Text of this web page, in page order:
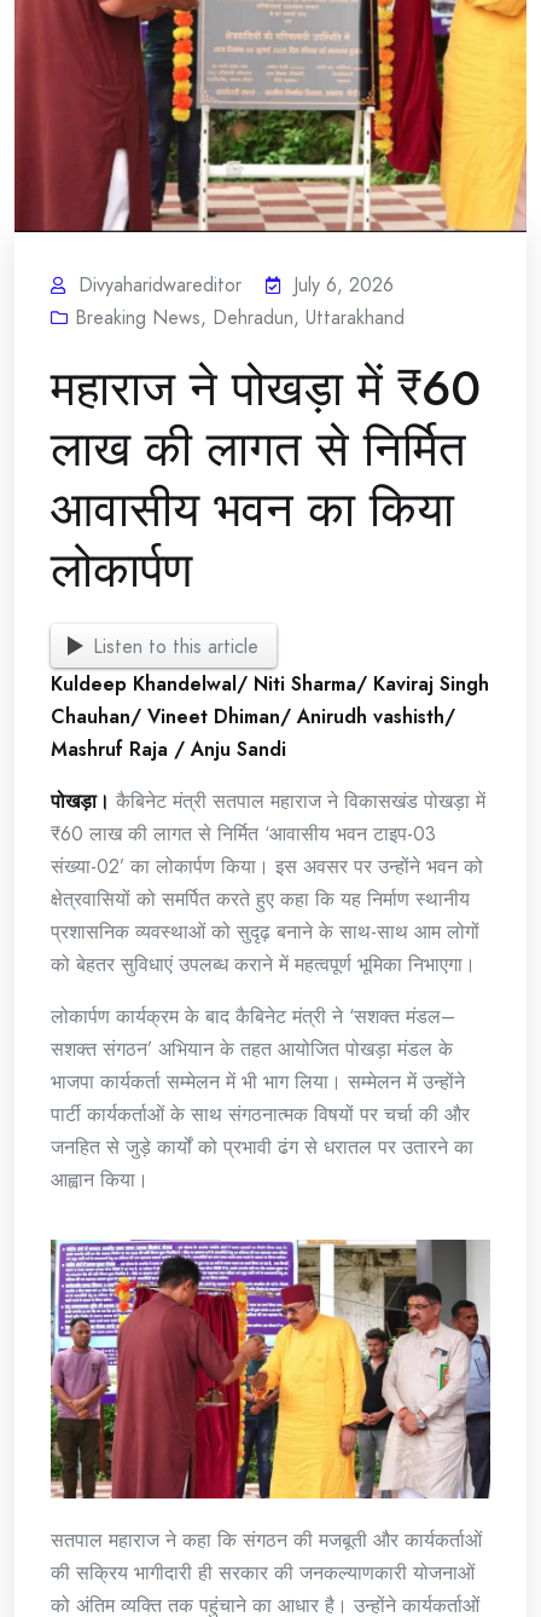
Divyaharidwareditor
July 6, 2026
Breaking News, Dehradun, Uttarakhand
महाराज ने पोखड़ा में ₹60
लाख की लागत से निर्मित
आवासीय भवन का किया
लोकार्पण
Listen to this article
Kuldeep Khandelwal/ Niti Sharma/ Kaviraj Singh
Chauhan/ Vineet Dhiman/ Anirudh vashisth/
Mashruf Raja / Anju Sandi
पोखड़ा। कैबिनेट मंत्री सतपाल महाराज ने विकासखंड पोखड़ा में
₹60 लाख की लागत से निर्मित ‘आवासीय भवन टाइप-03
संख्या-02’ का लोकार्पण किया। इस अवसर पर उन्होंने भवन को
क्षेत्रवासियों को समर्पित करते हुए कहा कि यह निर्माण स्थानीय
प्रशासनिक व्यवस्थाओं को सुदृढ़ बनाने के साथ-साथ आम लोगों
को बेहतर सुविधाएं उपलब्ध कराने में महत्वपूर्ण भूमिका निभाएगा।
लोकार्पण कार्यक्रम के बाद कैबिनेट मंत्री ने ‘सशक्त मंडल–
सशक्त संगठन’ अभियान के तहत आयोजित पोखड़ा मंडल के
भाजपा कार्यकर्ता सम्मेलन में भी भाग लिया। सम्मेलन में उन्होंने
पार्टी कार्यकर्ताओं के साथ संगठनात्मक विषयों पर चर्चा की और
जनहित से जुड़े कार्यों को प्रभावी ढंग से धरातल पर उतारने का
आह्वान किया।
सतपाल महाराज ने कहा कि संगठन की मजबूती और कार्यकर्ताओं
की सक्रिय भागीदारी ही सरकार की जनकल्याणकारी योजनाओं
को अंतिम व्यक्ति तक पहुंचाने का आधार है। उन्होंने कार्यकर्ताओं